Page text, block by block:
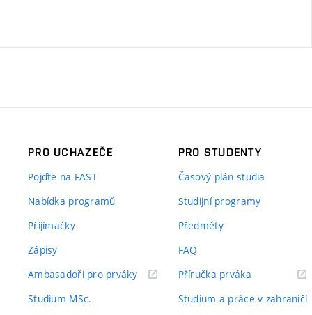
PRO UCHAZEČE
Pojďte na FAST
Nabídka programů
Přijímačky
Zápisy
Ambasadoři pro prváky(externí
Studium MSc.
PRO STUDENTY
Časový plán studia
Studijní programy
Předměty
FAQ
Příručka prváka(externí
Studium a práce v zahraničí